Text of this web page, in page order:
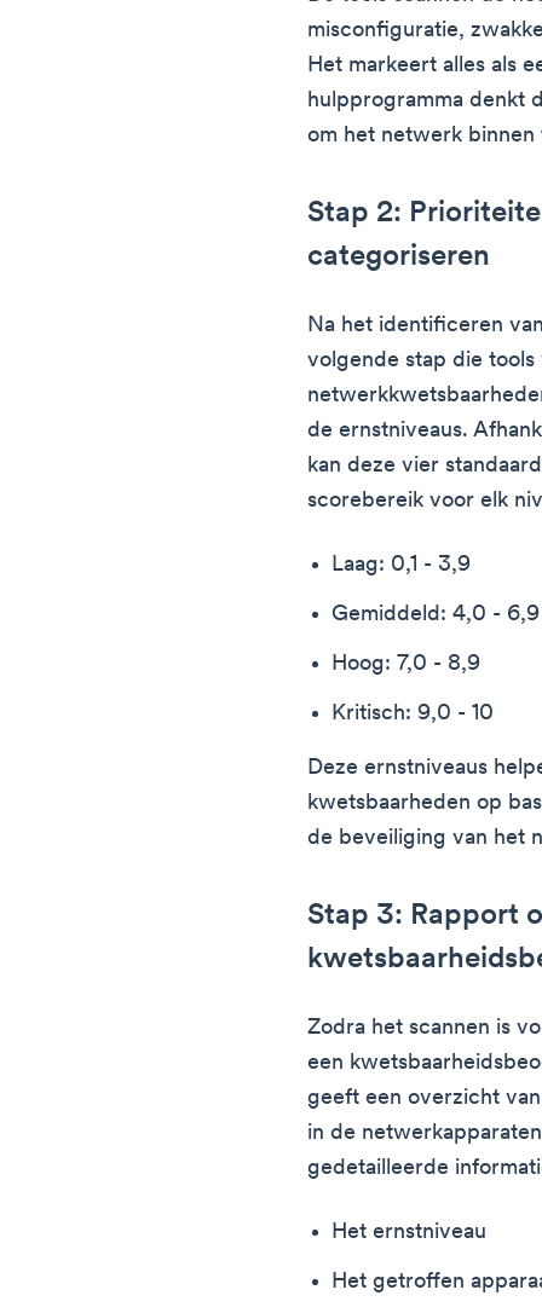
misconfiguratie,
Het markeert alles als
hulpprogramma denkt
om het netwerk binnen
Stap 2:
categoriseren
Na het identificeren
volgende stap die
de ernstniveaus.
kan deze vier
scorebereik voor elk
Laag: 0,1 - 3,9
Gemiddeld: 4,0 - 6,9
Hoog: 7,0 - 8,9
Kritisch: 9,0 - 10
Deze ernstniveaus
kwetsbaarheden op
de beveiliging van het
Stap 3: Rapport
Zodra het scannen is
een
geeft een overzicht
in de
gedetailleerde
Het ernstniveau
Het getroffen